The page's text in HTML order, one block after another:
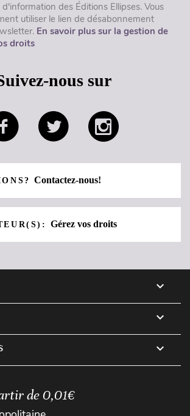
des Éditions Ellipses. Vous
utiliser le lien de désabonnement
En savoir plus sur la gestion de
droits
nous sur
Contactez-nous!
Gérez vos droits



de 0,01€